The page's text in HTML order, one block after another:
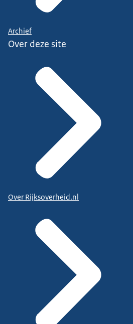
Archief
Over deze site
Over Rijksoverheid.nl